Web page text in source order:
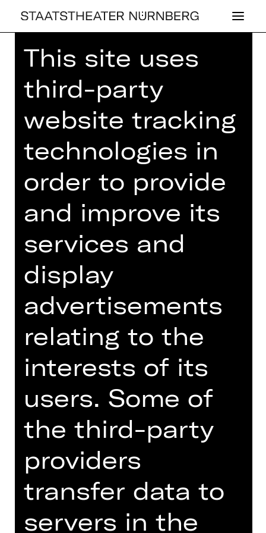
Home >House>Artists> Josefina
OPERA
JO­SE­FI­NA LE­GAR­
RA
Singer (guest)
Sopranistin
Josefina Legarra ist Sopranistin aus
Montevideo, Uruguay. Ihre
musikalische Ausbildung begann sie
an der Facultad de Artes und an der
Escuela Nacional de Arte Lírico del
Sodre. Seit Oktober 2022 setzt sie ihr
This site uses
third-party
website tracking
technologies in
order to provide
and improve its
services and
display
advertisements
relating to the
interests of its
users. Some of
the third-party
providers
transfer data to
servers in the